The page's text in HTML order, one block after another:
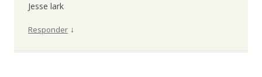
Jesse lark
Responder ↓